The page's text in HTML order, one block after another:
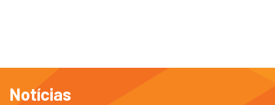
Notícias